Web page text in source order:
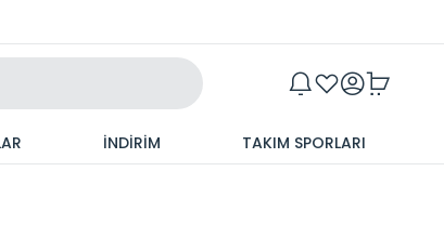
İNDİRİM TAKIM SPORLARI